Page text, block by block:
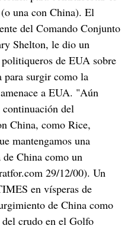
una con China). El
del Comando Conjunto
Shelton, le dio un
de EUA sobre
para surgir como la
a EUA. "Aún
del
China, como Rice,
mantengamos una
de China como un
29/12/00). Un
en vísperas de
de China como
crudo en el Golfo